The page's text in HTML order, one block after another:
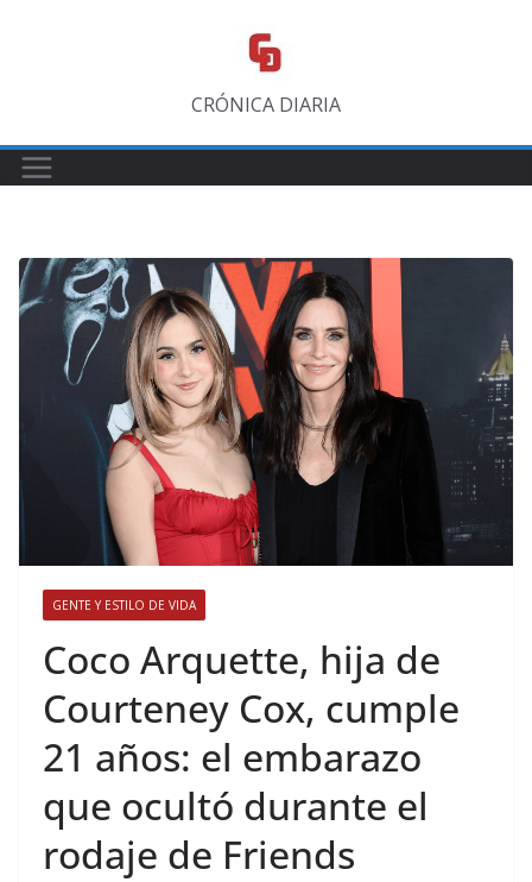
CRÓNICA DIARIA
GENTE Y ESTILO DE VIDA
​Coco Arquette, hija de
Courteney Cox, cumple
21 años: el embarazo
que ocultó durante el
rodaje de Friends